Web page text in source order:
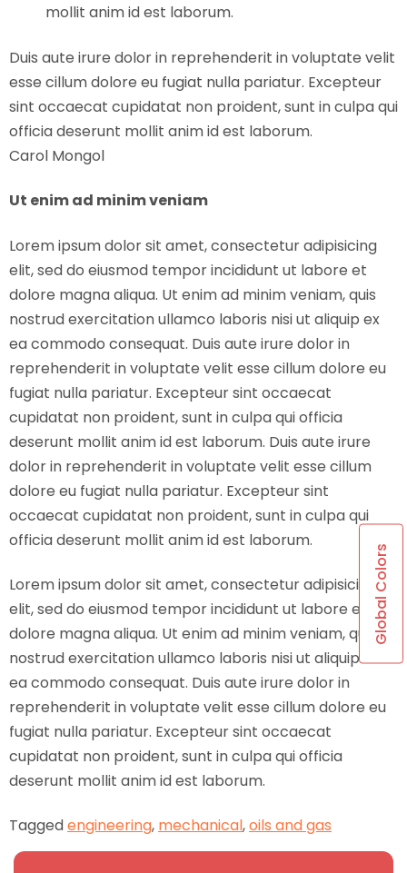
mollit anim id est laborum.
Duis aute irure dolor in reprehenderit in voluptate velit
esse cillum dolore eu fugiat nulla pariatur. Excepteur
sint occaecat cupidatat non proident, sunt in culpa qui
officia deserunt mollit anim id est laborum.
Carol Mongol
Ut enim ad minim veniam
Lorem ipsum dolor sit amet, consectetur adipisicing
elit, sed do eiusmod tempor incididunt ut labore et
dolore magna aliqua. Ut enim ad minim veniam, quis
nostrud exercitation ullamco laboris nisi ut aliquip ex
ea commodo consequat. Duis aute irure dolor in
reprehenderit in voluptate velit esse cillum dolore eu
fugiat nulla pariatur. Excepteur sint occaecat
cupidatat non proident, sunt in culpa qui officia
deserunt mollit anim id est laborum. Duis aute irure
dolor in reprehenderit in voluptate velit esse cillum
dolore eu fugiat nulla pariatur. Excepteur sint
occaecat cupidatat non proident, sunt in culpa qui
officia deserunt mollit anim id est laborum.
Lorem ipsum dolor sit amet, consectetur adipisicing
elit, sed do eiusmod tempor incididunt ut labore et
dolore magna aliqua. Ut enim ad minim veniam, quis
nostrud exercitation ullamco laboris nisi ut aliquip ex
ea commodo consequat. Duis aute irure dolor in
reprehenderit in voluptate velit esse cillum dolore eu
fugiat nulla pariatur. Excepteur sint occaecat
cupidatat non proident, sunt in culpa qui officia
deserunt mollit anim id est laborum.
Taggedengineering, mechanical,oils and gas
Global Colors